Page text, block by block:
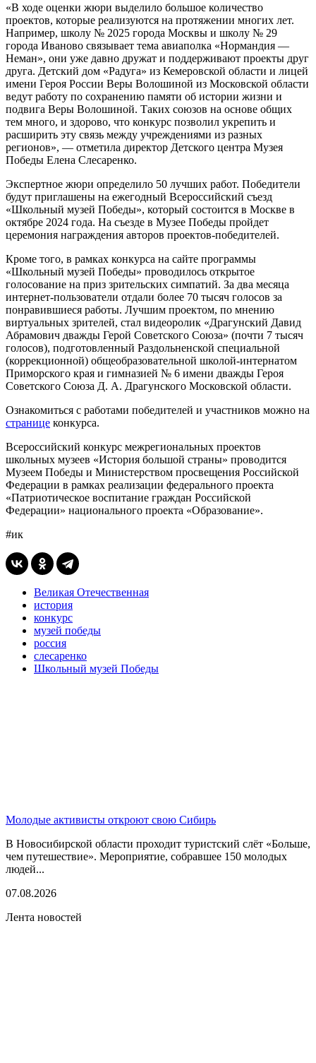
«В ходе оценки жюри выделило большое количество
проектов, которые реализуются на протяжении многих лет.
Например, школу № 2025 города Москвы и школу № 29
города Иваново связывает тема авиаполка «Нормандия —
Неман», они уже давно дружат и поддерживают проекты друг
друга. Детский дом «Радуга» из Кемеровской области и лицей
имени Героя России Веры Волошиной из Московской области
ведут работу по сохранению памяти об истории жизни и
подвига Веры Волошиной. Таких союзов на основе общих
тем много, и здорово, что конкурс позволил укрепить и
расширить эту связь между учреждениями из разных
регионов», — отметила директор Детского центра Музея
Победы Елена Слесаренко.
Экспертное жюри определило 50 лучших работ. Победители
будут приглашены на ежегодный Всероссийский съезд
«Школьный музей Победы», который состоится в Москве в
октябре 2024 года. На съезде в Музее Победы пройдет
церемония награждения авторов проектов-победителей.
Кроме того, в рамках конкурса на сайте программы
«Школьный музей Победы» проводилось открытое
голосование на приз зрительских симпатий. За два месяца
интернет-пользователи отдали более 70 тысяч голосов за
понравившиеся работы. Лучшим проектом, по мнению
виртуальных зрителей, стал видеоролик «Драгунский Давид
Абрамович дважды Герой Советского Союза» (почти 7 тысяч
голосов), подготовленный Раздольненской специальной
(коррекционной) общеобразовательной школой-интернатом
Приморского края и гимназией № 6 имени дважды Героя
Советского Союза Д. А. Драгунского Московской области.
Ознакомиться с работами победителей и участников можно на
странице конкурса.
Всероссийский конкурс межрегиональных проектов
школьных музеев «История большой страны» проводится
Музеем Победы и Министерством просвещения Российской
Федерации в рамках реализации федерального проекта
«Патриотическое воспитание граждан Российской
Федерации» национального проекта «Образование».
#ик
Великая Отечественная
история
конкурс
музей победы
россия
слесаренко
Школьный музей Победы
Молодые активисты откроют свою Сибирь
В Новосибирской области проходит туристский слёт «Больше,
чем путешествие». Мероприятие, собравшее 150 молодых
людей...
07.08.2026
Лента новостей